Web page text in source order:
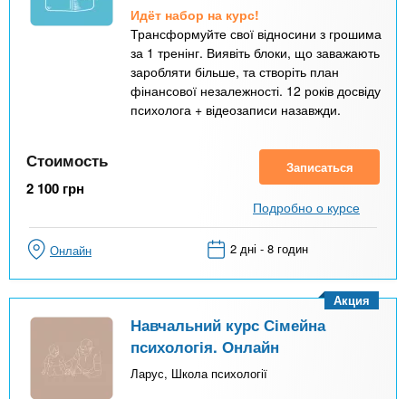
Идёт набор на курс!
Трансформуйте свої відносини з грошима
за 1 тренінг. Виявіть блоки, що заважають
заробляти більше, та створіть план
фінансової незалежності. 12 років досвіду
психолога + відеозаписи назавжди.
Стоимость
2 100 грн
Записаться
Подробно о курсе
Онлайн 2 дні - 8 годин
Навчальний курс Сімейна
психологія. Онлайн
Ларус, Школа психології
Акция